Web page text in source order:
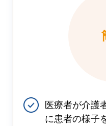
医療者が介護
に患者の様子